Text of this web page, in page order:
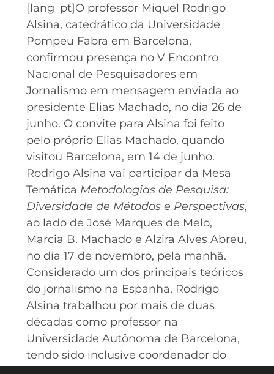
[lang_pt]O professor Miquel Rodrigo
Alsina, catedrático da Universidade
Pompeu Fabra em Barcelona,
confirmou presença no V Encontro
Nacional de Pesquisadores em
Jornalismo em mensagem enviada ao
presidente Elias Machado, no dia 26 de
junho. O convite para Alsina foi feito
pelo próprio Elias Machado, quando
visitou Barcelona, em 14 de junho.
Rodrigo Alsina vai participar da Mesa
Temática Metodologias de Pesquisa:
Diversidade de Métodos e Perspectivas,
ao lado de José Marques de Melo,
Marcia B. Machado e Alzira Alves Abreu,
no dia 17 de novembro, pela manhã.
Considerado um dos principais teóricos
do jornalismo na Espanha, Rodrigo
Alsina trabalhou por mais de duas
décadas como professor na
Universidade Autônoma de Barcelona,
tendo sido inclusive coordenador do